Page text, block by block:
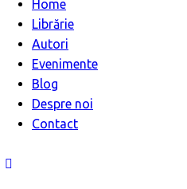
Home
Librărie
Autori
Evenimente
Blog
Despre noi
Contact